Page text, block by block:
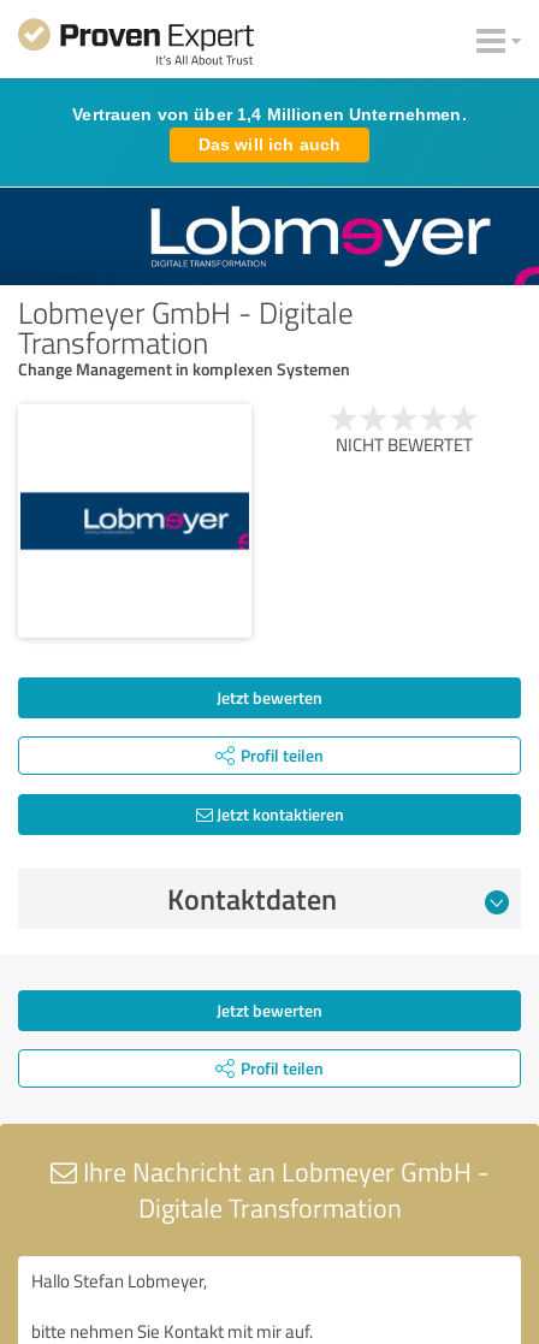
Vertrauen von über 1,4 Millionen Unternehmen.
Das will ich auch
Lobmeyer GmbH - Digitale
Transformation
Change Management in komplexen Systemen
NICHT BEWERTET
Jetzt bewerten
Profil teilen
Jetzt kontaktieren
Kontaktdaten
Jetzt bewerten
Profil teilen
Ihre Nachricht an Lobmeyer GmbH -
Digitale Transformation